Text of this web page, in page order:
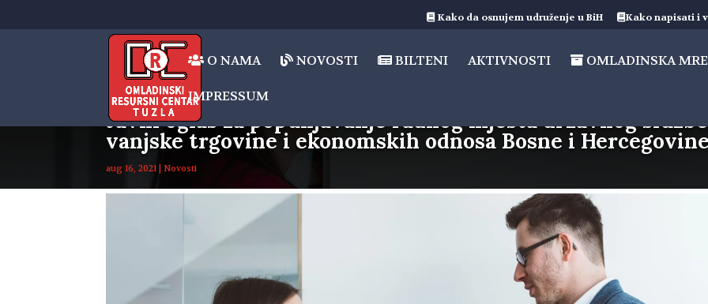
Kako da osnujem udruženje u BiH Kako napisati i
O NAMA NOVOSTI BILTENI AKTIVNOSTI OMLADINSKA
IMPRESSUM
Javni oglas za popunjavanje radnog mjesta državnog
vanjske trgovine i ekonomskih odnosa Bosne i Hercegovine
aug 16, 2021 |Novosti